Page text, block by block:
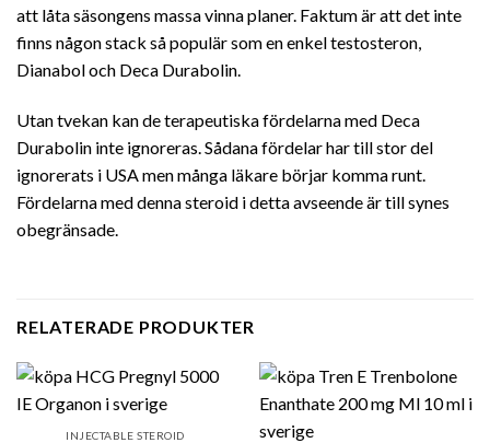
att låta säsongens massa vinna planer. Faktum är att det inte
finns någon stack så populär som en enkel testosteron,
Dianabol och Deca Durabolin.
Utan tvekan kan de terapeutiska fördelarna med Deca
Durabolin inte ignoreras. Sådana fördelar har till stor del
ignorerats i USA men många läkare börjar komma runt.
Fördelarna med denna steroid i detta avseende är till synes
obegränsade.
RELATERADE PRODUKTER
INJECTABLE STEROID